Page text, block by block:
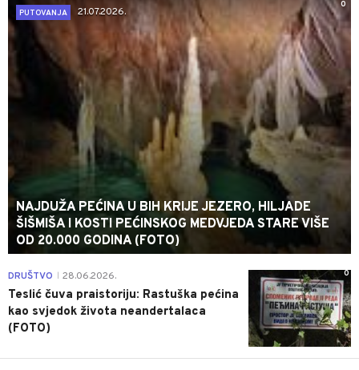
0
PUTOVANJA
21.07.2026.
NAJDUŽA PEĆINA U BIH KRIJE JEZERO, HILJADE
ŠIŠMIŠA I KOSTI PEĆINSKOG MEDVJEDA STARE VIŠE
OD 20.000 GODINA (FOTO)
0
DRUŠTVO 28.06.2026.
Teslić čuva praistoriju: Rastuška pećina
kao svjedok života neandertalaca
(FOTO)